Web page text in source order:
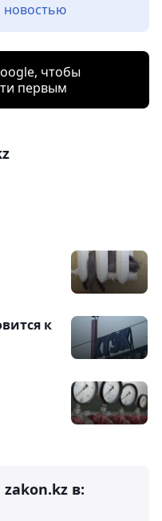
новостью
чтобы
первым
к
в: